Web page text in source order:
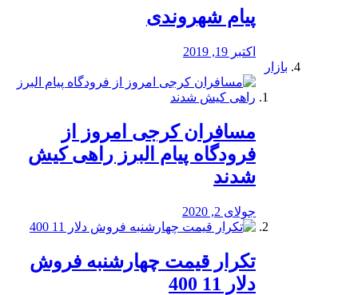
پیام شهروندی
اکتبر 19, 2019
بازار
مسافران کرجی امروز از
فرودگاه پیام البرز راهی کیش
شدند
جولای 2, 2020
تکرار قیمت چهارشنبه فروش
دلار 11 400